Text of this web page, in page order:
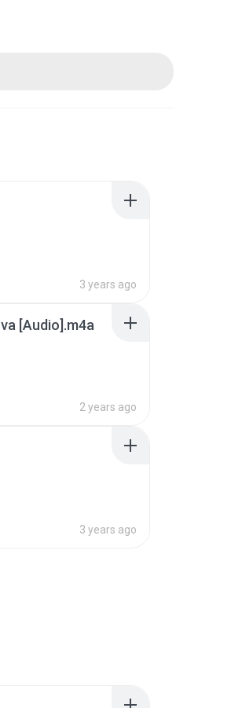
3 years ago
[Audio].m4a
2 years ago
3 years ago